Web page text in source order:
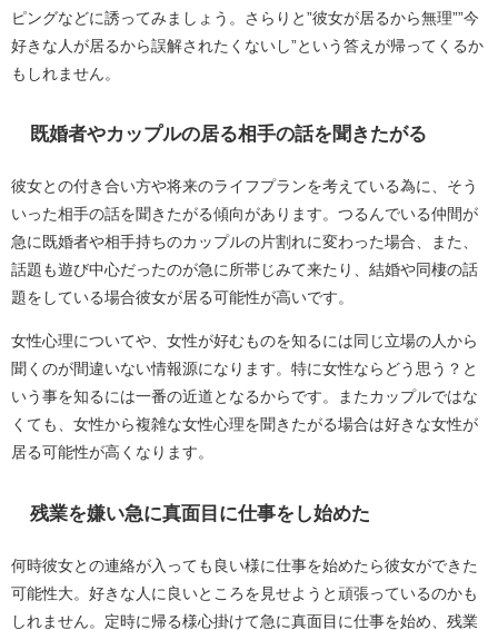
ピングなどに誘ってみましょう。さらりと”彼女が居るから無理””今
好きな人が居るから誤解されたくないし”という答えが帰ってくるか
もしれません。
既婚者やカップルの居る相手の話を聞きたがる
彼女との付き合い方や将来のライフプランを考えている為に、そう
いった相手の話を聞きたがる傾向があります。つるんでいる仲間が
急に既婚者や相手持ちのカップルの片割れに変わった場合、また、
話題も遊び中心だったのが急に所帯じみて来たり、結婚や同棲の話
題をしている場合彼女が居る可能性が高いです。
女性心理についてや、女性が好むものを知るには同じ立場の人から
聞くのが間違いない情報源になります。特に女性ならどう思う？と
いう事を知るには一番の近道となるからです。またカップルではな
くても、女性から複雑な女性心理を聞きたがる場合は好きな女性が
居る可能性が高くなります。
残業を嫌い急に真面目に仕事をし始めた
何時彼女との連絡が入っても良い様に仕事を始めたら彼女ができた
可能性大。好きな人に良いところを見せようと頑張っているのかも
しれません。定時に帰る様心掛けて急に真面目に仕事を始め、残業